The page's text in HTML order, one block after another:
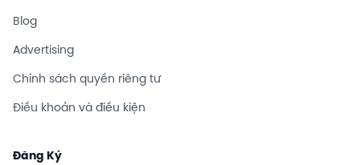
Blog
Advertising
Chính sách quyền riêng tư
Điều khoản và điều kiện
Đăng Ký